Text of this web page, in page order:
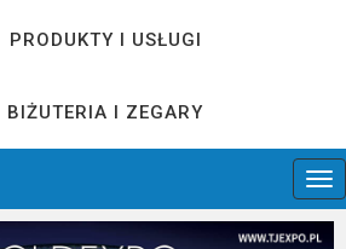
PRODUKTY I USŁUGI
BIŻUTERIA I ZEGARY